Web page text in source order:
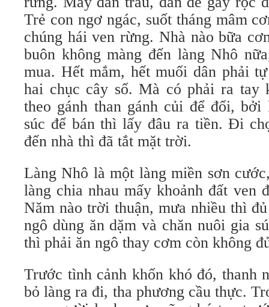
Trẻ con ngơ ngác, suốt tháng mâm
chúng hái ven rừng. Nhà nào bữa
buôn không màng đến làng Nhô
mua. Hết mắm, hết muối dân phải
hai chục cây số. Mà có phải ra tay
theo gánh than gánh củi để đổi,
súc để bán thì lấy đâu ra tiền. Đi
đến nhà thì đã tắt mặt trời.
Làng Nhô là một làng miền sơn
làng chia nhau mấy khoảnh đất ven
Năm nào trời thuận, mưa nhiều thì
ngô dùng ăn dặm và chăn nuôi gia
thì phải ăn ngô thay cơm còn không
Trước tình cảnh khốn khó đó, thanh
bỏ làng ra đi, tha phương cầu thực.